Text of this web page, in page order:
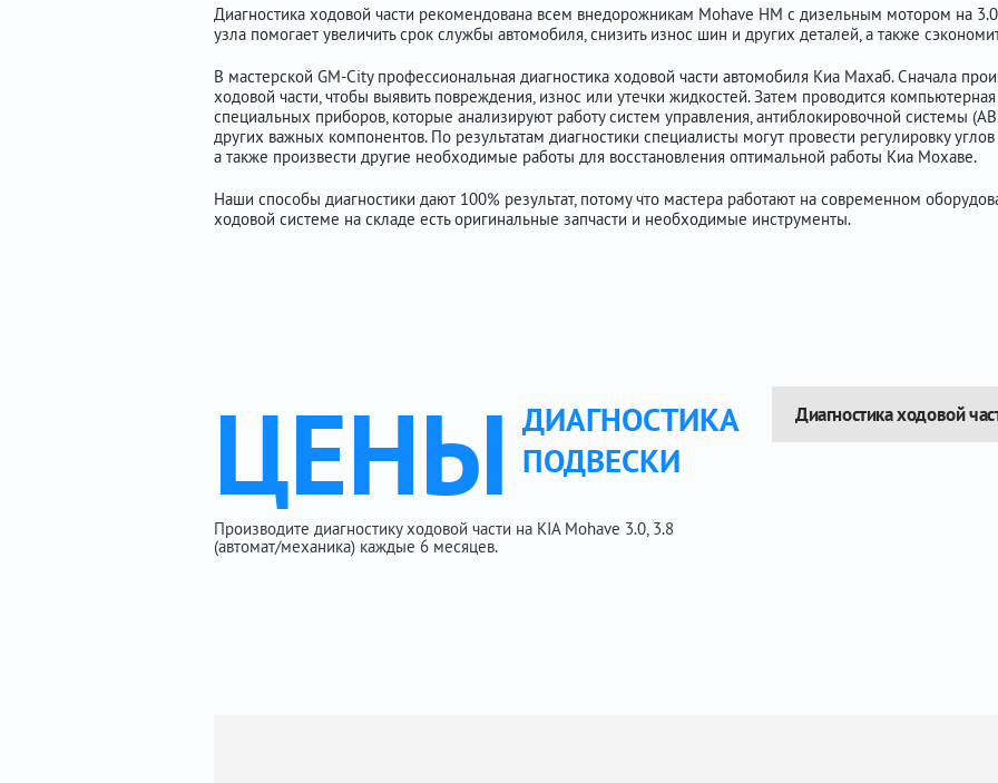
Диагностика ходовой части рекомендована всем внедорожникам Mohave HM с дизельным мотором на
узла помогает увеличить срок службы автомобиля, снизить износ шин и других деталей, а также
В мастерской GM-City профессиональная диагностика ходовой части автомобиля Киа Махаб. Сначала
ходовой части, чтобы выявить повреждения, износ или утечки жидкостей. Затем проводится
специальных приборов, которые анализируют работу систем управления, антиблокировочной системы
других важных компонентов. По результатам диагностики специалисты могут провести регулировку
а также произвести другие необходимые работы для восстановления оптимальной работы Киа Мохаве.
Наши способы диагностики дают 100% результат, потому что мастера работают на современном
ходовой системе на складе есть оригинальные запчасти и необходимые инструменты.
ЦЕНЫ ДИАГНОСТИКА
ПОДВЕСКИ
Производите диагностику ходовой части на KIA Mohave 3.0, 3.8
(автомат/механика) каждые 6 месяцев.
Диагностика ходовой